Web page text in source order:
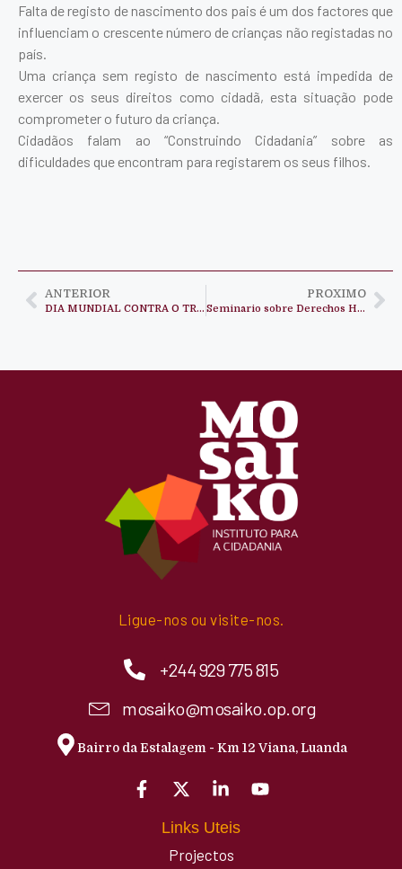
Falta de registo de nascimento dos pais é um dos factores que
influenciam o crescente número de crianças não registadas no
país.
Uma criança sem registo de nascimento está impedida de
exercer os seus direitos como cidadã, esta situação pode
comprometer o futuro da criança.
Cidadãos falam ao “Construindo Cidadania” sobre as
dificuldades que encontram para registarem os seus filhos.
ANTERIOR
DIA MUNDIAL CONTRA O TRABALHO INFANTIL
PROXIMO
Seminario sobre Derechos Humanos y Ciudadanía en Dundo
Ligue-nos ou visite-nos.
+244 929 775 815
mosaiko@mosaiko.op.org
Bairro da Estalagem - Km 12 Viana, Luanda
Links Uteis
Projectos